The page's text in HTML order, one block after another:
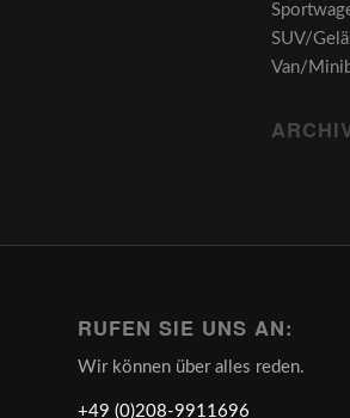
SUV/
Van/
RUFEN SIE UNS AN:
Wir können über alles reden.
+49 (0)208-9911696